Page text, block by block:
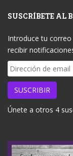
SUSCRÍBETE AL
Introduce tu
recibir
Dirección
de
email
SUSCRIBIR
Únete a otros 4